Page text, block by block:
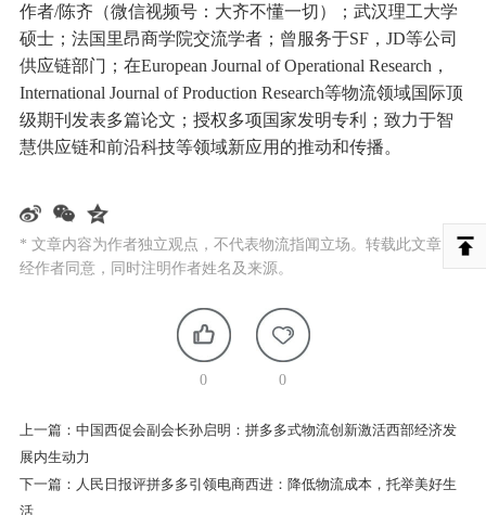
作者/陈齐（微信视频号：大齐不懂一切）；武汉理工大学
硕士；法国里昂商学院交流学者；曾服务于SF，JD等公司
供应链部门；在European Journal of Operational Research，
International Journal of Production Research等物流领域国际顶
级期刊发表多篇论文；授权多项国家发明专利；致力于智
慧供应链和前沿科技等领域新应用的推动和传播。
* 文章内容为作者独立观点，不代表物流指闻立场。转载此文章需
经作者同意，同时注明作者姓名及来源。
0 0
上一篇： 中国西促会副会长孙启明：拼多多式物流创新激活西部经济发
展内生动力
下一篇： 人民日报评拼多多引领电商西进：降低物流成本，托举美好生
活